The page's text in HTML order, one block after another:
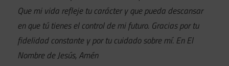
Que mi vida refleje tu carácter y que pueda descansar
en que tú tienes el control de mi futuro. Gracias por tu
fidelidad constante y por tu cuidado sobre mí. En El
Nombre de Jesús, Amén